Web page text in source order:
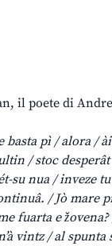
il poete di
basta pì / alora /
/ stoc
su nua / inveze
/ Jò mare
fuarta e žovena?
vintz / al spunta